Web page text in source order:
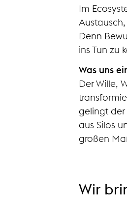
Im
Denn
ins Tun zu
Was uns
Der Wille,
gelingt der
aus Silos
großen
Wir